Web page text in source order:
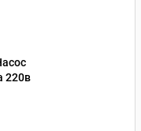
220 В
24 Вольт
220в